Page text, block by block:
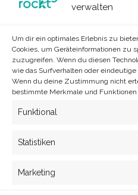
verwalten
Um dir ein optimales Erlebnis zu
Cookies, um Geräteinformationen zu
zuzugreifen. Wenn du diesen
wie das Surfverhalten oder
Wenn du deine Zustimmung nicht
bestimmte Merkmale und
Funktional
Statistiken
Marketing